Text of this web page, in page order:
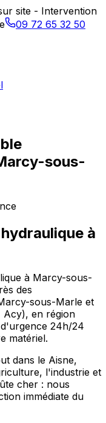
site - Intervention
09 72 65 32 50
sous-
à
à Marcy-sous-
des
sous-Marle et
en région
24h/24
matériel.
dans le Aisne,
l'industrie et
cher : nous
immédiate du